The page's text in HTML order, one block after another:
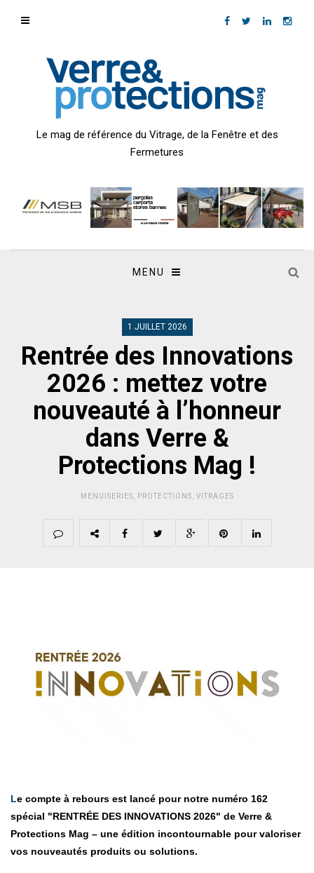
Le mag de référence du Vitrage, de la Fenêtre et des
Fermetures
MENU
1 JUILLET 2026
Rentrée des Innovations
2026 : mettez votre
nouveauté à l’honneur
dans Verre &
Protections Mag !
MENUISERIES PROTECTIONS VITRAGES
Le compte à rebours est lancé pour notre numéro 162
spécial "RENTRÉE DES INNOVATIONS 2026" de Verre &
Protections Mag – une édition incontournable pour valoriser
vos nouveautés produits ou solutions.